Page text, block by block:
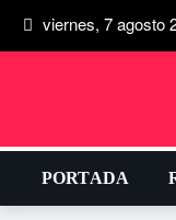
viernes, 7 agosto
PORTADA